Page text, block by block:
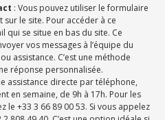
: Vous pouvez utiliser le formulaire
le site. Pour accéder à ce
qui se situe en bas du site. Ce
vos messages à l’équipe du
assistance. C’est une méthode
réponse personnalisée.
assistance directe par téléphone,
en semaine, de 9h à 17h. Pour les
le +33 3 66 89 00 53. Si vous appelez